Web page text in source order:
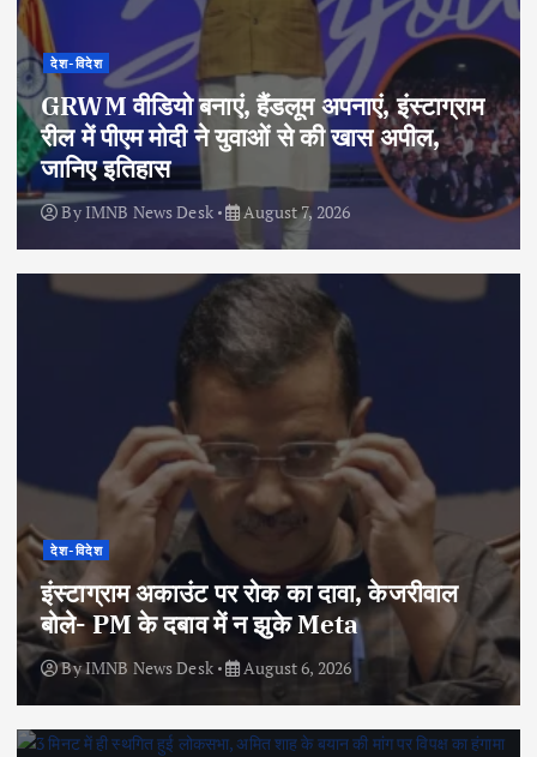
देश-विदेश
GRWM वीडियो बनाएं, हैंडलूम अपनाएं, इंस्टाग्राम
रील में पीएम मोदी ने युवाओं से की खास अपील,
जानिए इतिहास
By IMNB News Desk August 7, 2026
देश-विदेश
इंस्टाग्राम अकाउंट पर रोक का दावा, केजरीवाल
बोले- PM के दबाव में न झुके Meta
ByIMNB News Desk August 6, 2026